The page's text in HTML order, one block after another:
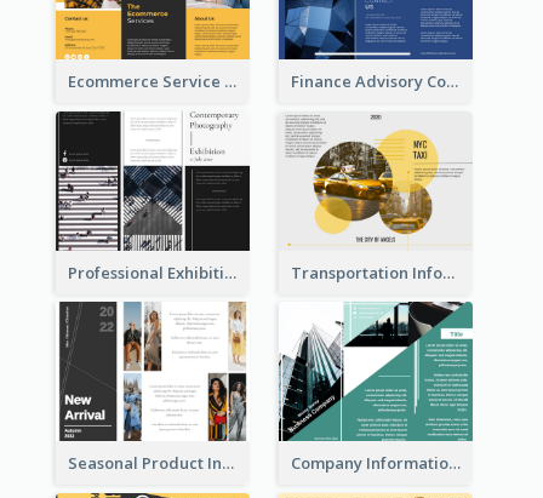
Ecommerce Service Brochure Finance Advisory Company Brochure
Professional Exhibition Event Tri Fold Brochure Transportation Information Tri Fold Brochure
Seasonal Product Informational Tri Fold Brochure Company Informational Tri Fold Brochure